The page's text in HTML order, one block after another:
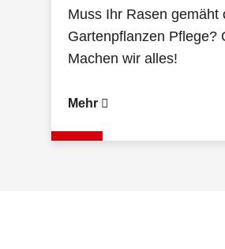
Muss Ihr Rasen
Gartenpflanzen Pflege?
Machen wir alles!
Mehr